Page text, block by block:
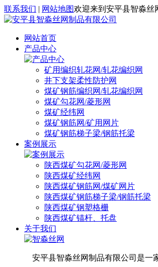
联系我们 | 网站地图欢迎来到安平县智淼丝
网站首页
产品中心
矿用编织轧花网/轧花编织网
井下支架柔性防护网
煤矿钢筋编织网/轧花编织网
煤矿勾花网/菱形网
煤矿经纬网
煤矿钢筋网/矿用网片
煤矿钢筋梯子梁/钢筋托梁
案例展示
陕西煤矿勾花网/菱形网
陕西煤矿经纬网
陕西煤矿钢筋网/煤矿网片
陕西煤矿钢筋梯子梁/钢筋托梁
陕西煤矿钢塑格栅
陕西煤矿锚杆、托盘
关于我们
安平县智淼丝网制品有限公司是一